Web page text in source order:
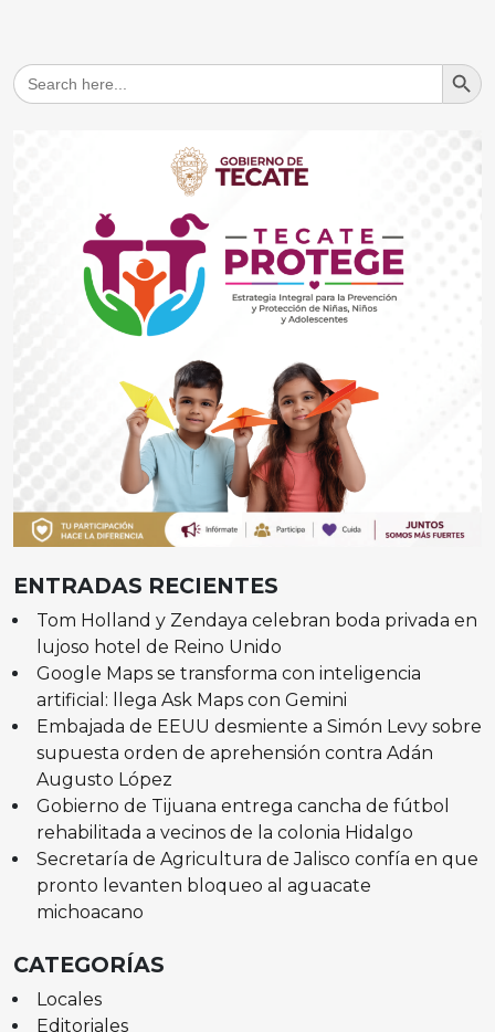
Search
for:
Search
ENTRADAS RECIENTES
Tom Holland y Zendaya celebran boda privada en
lujoso hotel de Reino Unido
Google Maps se transforma con inteligencia
artificial: llega Ask Maps con Gemini
Embajada de EEUU desmiente a Simón Levy sobre
supuesta orden de aprehensión contra Adán
Augusto López
Gobierno de Tijuana entrega cancha de fútbol
rehabilitada a vecinos de la colonia Hidalgo
Secretaría de Agricultura de Jalisco confía en que
pronto levanten bloqueo al aguacate
michoacano
CATEGORÍAS
Locales
Editoriales